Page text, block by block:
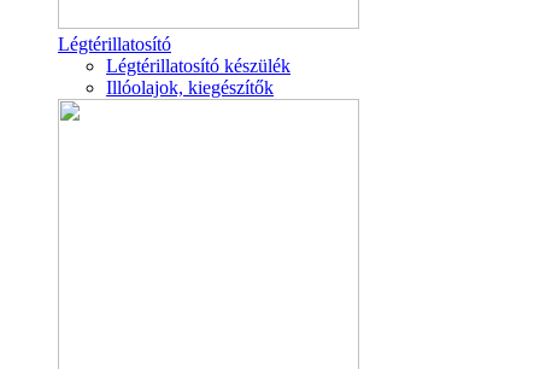
Légtérillatosító
Légtérillatosító készülék
Illóolajok, kiegészítők